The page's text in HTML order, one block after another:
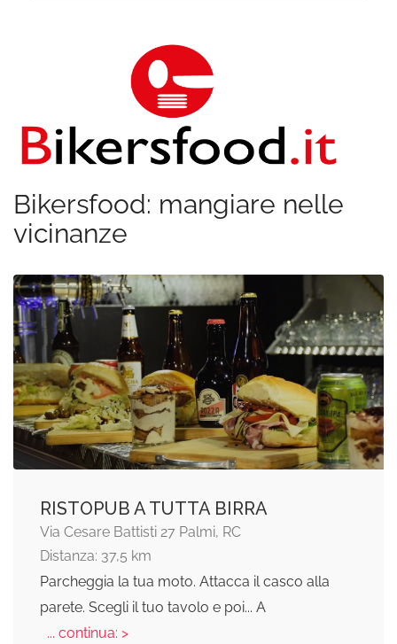
Bikersfood: mangiare nelle
vicinanze
RISTOPUB A TUTTA BIRRA
Via Cesare Battisti 27 Palmi, RC
Distanza: 37,5 km
Parcheggia la tua moto. Attacca il casco alla
parete. Scegli il tuo tavolo e poi... A
... continua: >